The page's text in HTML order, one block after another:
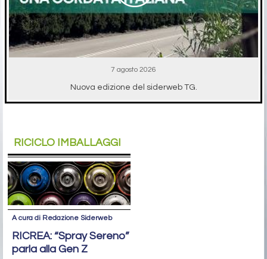
7 agosto 2026
Nuova edizione del siderweb TG.
RICICLO IMBALLAGGI
A cura di Redazione Siderweb
RICREA: “Spray Sereno”
parla alla Gen Z